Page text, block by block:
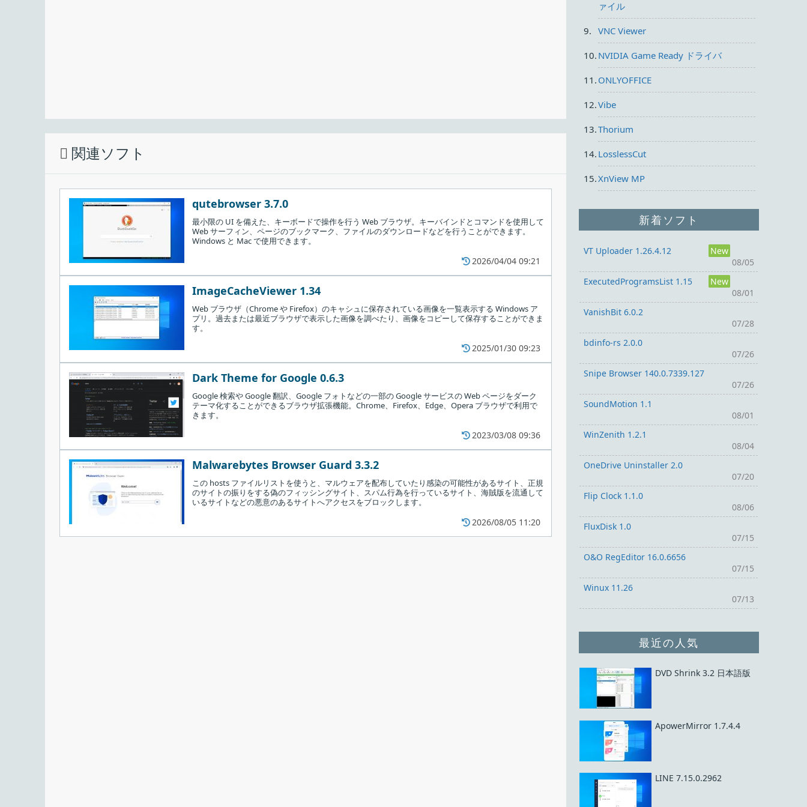
関連ソフト
qutebrowser 3.7.0
最小限の UI を備えた、キーボードで操作を行う Web ブラウザ。キーバインドとコマンドを使用して
Web サーフィン、ページのブックマーク、ファイルのダウンロードなどを行うことができます。
Windows と Mac で使用できます。
2026/04/04 09:21
ImageCacheViewer 1.34
Web ブラウザ（Chrome や Firefox）のキャシュに保存されている画像を一覧表示する Windows ア
プリ。過去または最近ブラウザで表示した画像を調べたり、画像をコピーして保存することができま
す。
2025/01/30 09:23
Dark Theme for Google 0.6.3
Google 検索や Google 翻訳、Google フォトなどの一部の Google サービスの Web ページをダーク
テーマ化することができるブラウザ拡張機能。Chrome、Firefox、Edge、Opera ブラウザで利用で
きます。
2023/03/08 09:36
Malwarebytes Browser Guard 3.3.2
この hosts ファイルリストを使うと、マルウェアを配布していたり感染の可能性があるサイト、正規
のサイトの振りをする偽のフィッシングサイト、スパム行為を行っているサイト、海賊版を流通して
いるサイトなどの悪意のあるサイトへアクセスをブロックします。
2026/08/05 11:20
ァイル
VNC Viewer
NVIDIA Game Ready ドライバ
ONLYOFFICE
Vibe
Thorium
LosslessCut
XnView MP
新着ソフト
VT Uploader 1.26.4.12
New
08/05
ExecutedProgramsList 1.15
New
08/01
VanishBit 6.0.2
07/28
bdinfo-rs 2.0.0
07/26
Snipe Browser 140.0.7339.127
07/26
SoundMotion 1.1
08/01
WinZenith 1.2.1
08/04
OneDrive Uninstaller 2.0
07/20
Flip Clock 1.1.0
08/06
FluxDisk 1.0
07/15
O&O RegEditor 16.0.6656
07/15
Winux 11.26
07/13
最近の人気
DVD Shrink 3.2 日本語版
ApowerMirror 1.7.4.4
LINE 7.15.0.2962